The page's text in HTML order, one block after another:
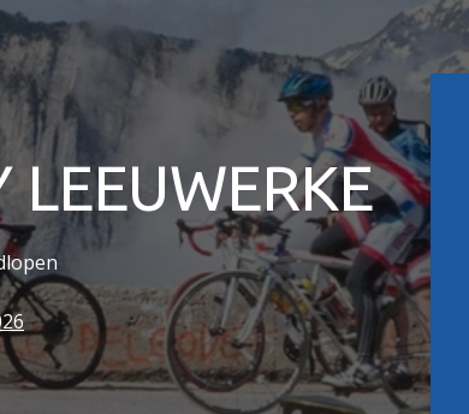
Photo and video
Podcast
Radio
Music
Press
LEEUWERKE